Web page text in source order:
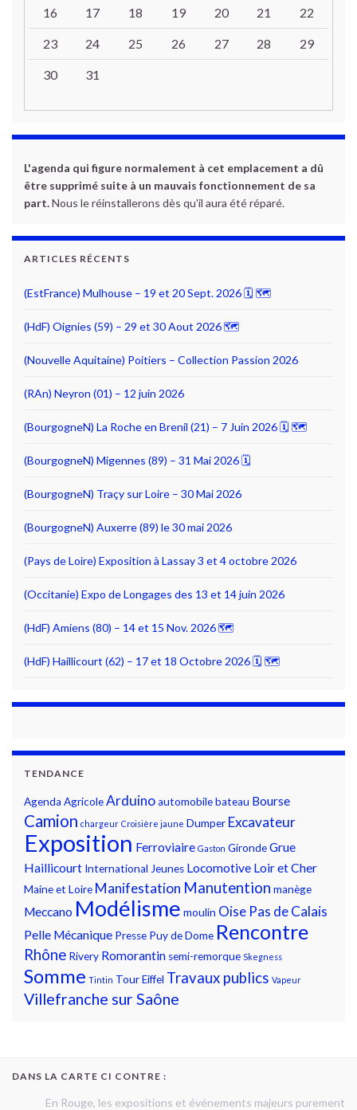
16 17 18 19 20 21 22
23 24 25 26 27 28 29
30 31
L'agenda qui figure normalement à cet emplacement a dû
être supprimé suite à un mauvais fonctionnement de sa
part.Nous le réinstallerons dès qu'il aura été réparé.
ARTICLES RÉCENTS
(EstFrance) Mulhouse – 19 et 20 Sept. 2026 🗓 🗺
(HdF) Oignies (59) – 29 et 30 Aout 2026 🗺
(Nouvelle Aquitaine) Poitiers – Collection Passion 2026
(RAn) Neyron (01) – 12 juin 2026
(BourgogneN) La Roche en Brenil (21) – 7 Juin 2026 🗓 🗺
(BourgogneN) Migennes (89) – 31 Mai 2026 🗓
(BourgogneN) Traçy sur Loire – 30 Mai 2026
(BourgogneN) Auxerre (89) le 30 mai 2026
(Pays de Loire) Exposition à Lassay 3 et 4 octobre 2026
(Occitanie) Expo de Longages des 13 et 14 juin 2026
(HdF) Amiens (80) – 14 et 15 Nov. 2026 🗺
(HdF) Haillicourt (62) – 17 et 18 Octobre 2026 🗓 🗺
TENDANCE
Agenda AgricoleArduinoautomobilebateau Bourse
Camion chargeur Croisière jaune Dumper Excavateur
Exposition Ferroviaire Gaston GirondeGrue
Haillicourt International Jeunes Locomotive Loir et Cher
Maine et Loire Manifestation Manutention manège
Meccano Modélisme moulin Oise Pas de Calais
Pelle Mécanique Presse Puy de Dome Rencontre
Rhône Rivery Romorantin semi-remorque Skegness
Somme Tintin Tour Eiffel Travaux publics Vapeur
Villefranche sur Saône
DANS LA CARTE CI CONTRE :
En Rouge, les expositions et événements majeurs purement